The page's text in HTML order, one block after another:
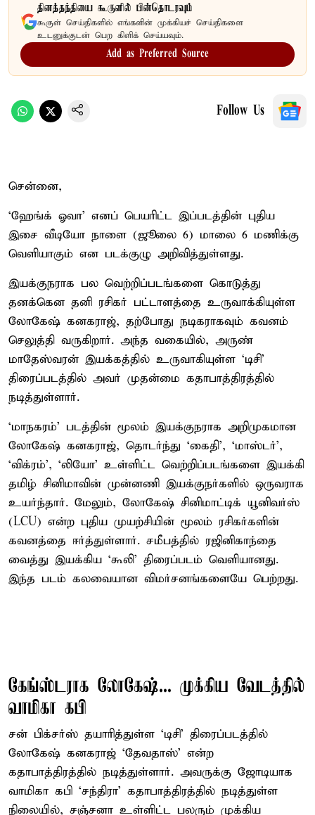
தினத்தந்தியை கூகுளில் பின்தொடரவும்
கூகுள் செய்திகளில் எங்களின் முக்கியச் செய்திகளை
உடனுக்குடன் பெற கிளிக் செய்யவும்.
Add as Preferred Source
Follow Us
சென்னை,
‘ஹேங்க் ஓவா’ எனப் பெயரிட்ட இப்படத்தின் புதிய
இசை வீடியோ நாளை (ஜூலை 6) மாலை 6 மணிக்கு
வெளியாகும் என படக்குழு அறிவித்துள்ளது.
இயக்குநராக பல வெற்றிப்படங்களை கொடுத்து
தனக்கென தனி ரசிகர் பட்டாளத்தை உருவாக்கியுள்ள
லோகேஷ் கனகராஜ், தற்போது நடிகராகவும் கவனம்
செலுத்தி வருகிறார். அந்த வகையில், அருண்
மாதேஸ்வரன் இயக்கத்தில் உருவாகியுள்ள ‘டிசி’
திரைப்படத்தில் அவர் முதன்மை கதாபாத்திரத்தில்
நடித்துள்ளார்.
‘மாநகரம்’ படத்தின் மூலம் இயக்குநராக அறிமுகமான
லோகேஷ் கனகராஜ், தொடர்ந்து ‘கைதி’, ‘மாஸ்டர்’,
‘விக்ரம்’, ‘லியோ’ உள்ளிட்ட வெற்றிப்படங்களை இயக்கி
தமிழ் சினிமாவின் முன்னணி இயக்குநர்களில் ஒருவராக
உயர்ந்தார். மேலும், லோகேஷ் சினிமாட்டிக் யூனிவர்ஸ்
(LCU) என்ற புதிய முயற்சியின் மூலம் ரசிகர்களின்
கவனத்தை ஈர்த்துள்ளார். சமீபத்தில் ரஜினிகாந்தை
வைத்து இயக்கிய ‘கூலி’ திரைப்படம் வெளியானது.
இந்த படம் கலவையான விமர்சனங்களையே பெற்றது.
கேங்ஸ்டராக லோகேஷ்... முக்கிய வேடத்தில்
வாமிகா கபி
சன் பிக்சர்ஸ் தயாரித்துள்ள ‘டிசி’ திரைப்படத்தில்
லோகேஷ் கனகராஜ் ‘தேவதாஸ்’ என்ற
கதாபாத்திரத்தில் நடித்துள்ளார். அவருக்கு ஜோடியாக
வாமிகா கபி ‘சந்திரா’ கதாபாத்திரத்தில் நடித்துள்ள
நிலையில், சஞ்சனா உள்ளிட்ட பலரும் முக்கிய